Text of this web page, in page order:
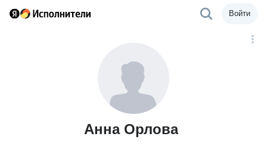
Войти
Анна Орлова